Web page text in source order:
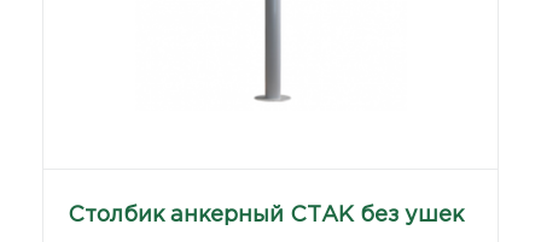
Столбик анкерный СТАК без ушек